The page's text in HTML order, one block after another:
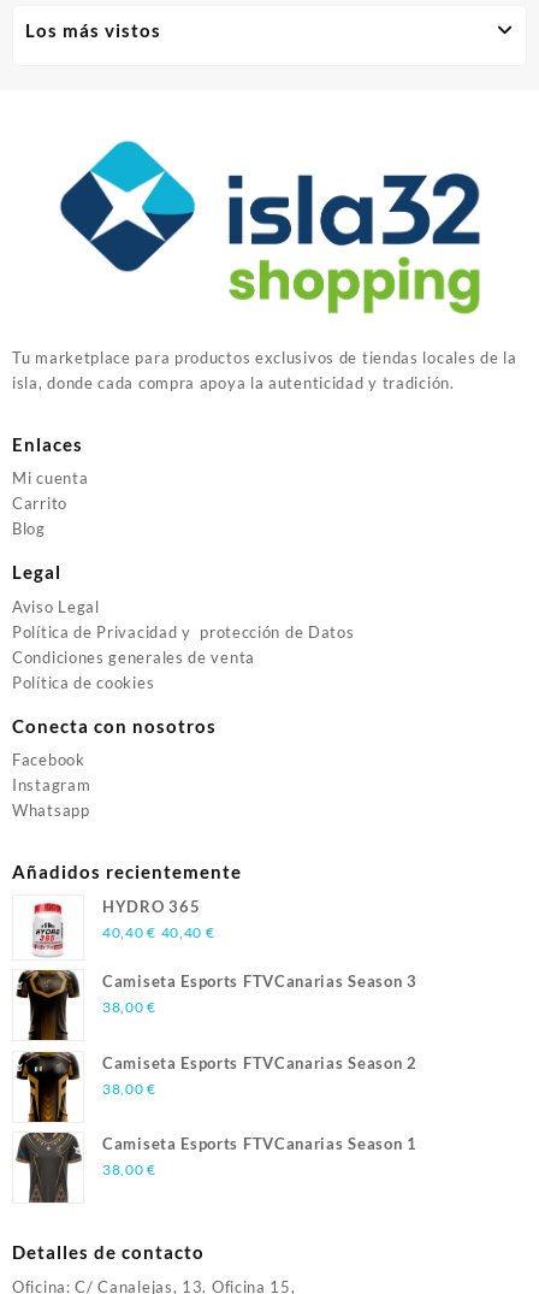
Los más vistos
Tu marketplace para productos exclusivos de tiendas locales de la
isla, donde cada compra apoya la autenticidad y tradición.
Enlaces
Mi cuenta
Carrito
Blog
Legal
Aviso Legal
Política de Privacidad y protección de Datos
Condiciones generales de venta
Política de cookies
Conecta con nosotros
Facebook
Instagram
Whatsapp
Añadidos recientemente
HYDRO 365
40,40€ 40,40 €
Camiseta Esports FTVCanarias Season 3
38,00€
Camiseta Esports FTVCanarias Season 2
38,00€
Camiseta Esports FTVCanarias Season 1
38,00€
Detalles de contacto
Oficina: C/ Canalejas, 13. Oficina 15,